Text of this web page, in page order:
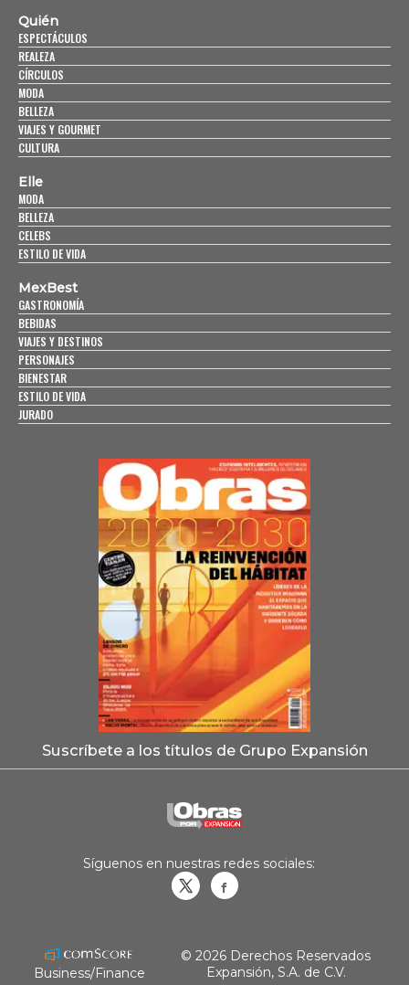
Quién
ESPECTÁCULOS
REALEZA
CÍRCULOS
MODA
BELLEZA
VIAJES Y GOURMET
CULTURA
Elle
MODA
BELLEZA
CELEBS
ESTILO DE VIDA
MexBest
GASTRONOMÍA
BEBIDAS
VIAJES Y DESTINOS
PERSONAJES
BIENESTAR
ESTILO DE VIDA
JURADO
Suscríbete a los títulos de Grupo Expansión
Síguenos en nuestras redes sociales:
Business/Finance
© 2026 Derechos Reservados
Expansión, S.A. de C.V.